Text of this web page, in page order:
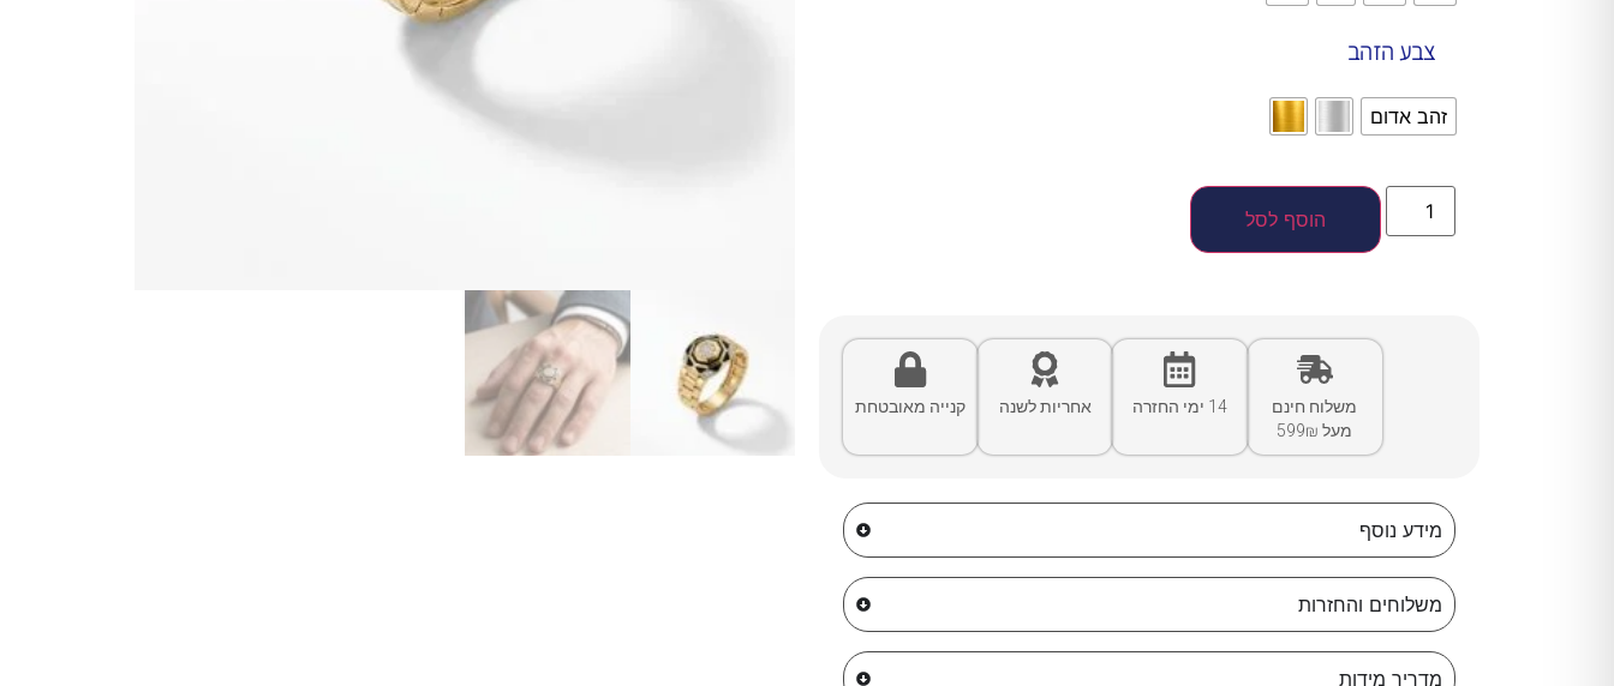
צבע הזהב
זהב אדום
הוסף לסל
קנייה מאובטחת אחריות לשנה 14 ימי החזרה
משלוח חינם
מעל 599₪
מידע נוסף
משלוחים והחזרות
מדריך מידות